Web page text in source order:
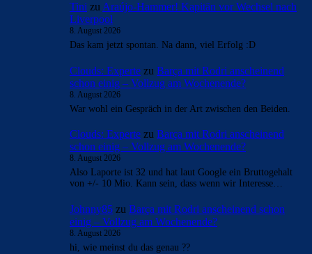
Tini zu Araújo-Hammer! Kapitän vor Wechsel nach
Liverpool
8. August 2026
Das kam jetzt spontan. Na dann, viel Erfolg :D
Clouds: Experte zu Barça mit Rodri anscheinend
schon einig – Vollzug am Wochenende?
8. August 2026
War wohl ein Gespräch in der Art zwischen den Beiden.
Clouds: Experte zu Barça mit Rodri anscheinend
schon einig – Vollzug am Wochenende?
8. August 2026
Also Laporte ist 32 und hat laut Google ein Bruttogehalt
von +/- 10 Mio. Kann sein, dass wenn wir Interesse…
Johnny85 zu Barça mit Rodri anscheinend schon
einig – Vollzug am Wochenende?
8. August 2026
hi, wie meinst du das genau ??